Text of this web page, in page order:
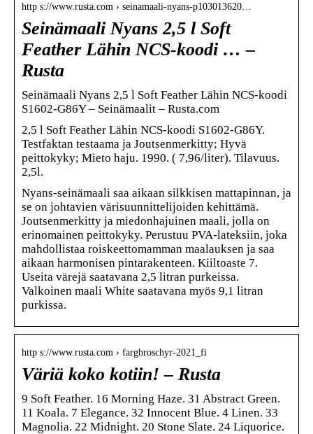
http s://www.rusta.com › seinamaali-nyans-p103013620…
Seinämaali Nyans 2,5 l Soft
Feather Lähin NCS-koodi … –
Rusta
Seinämaali Nyans 2,5 l Soft Feather Lähin NCS-koodi
S1602-G86Y – Seinämaalit – Rusta.com
2,5 l Soft Feather Lähin NCS-koodi S1602-G86Y.
Testfaktan testaama ja Joutsenmerkitty; Hyvä
peittokyky; Mieto haju. 1990. ( 7,96/liter). Tilavuus.
2,5l.
Nyans-seinämaali saa aikaan silkkisen mattapinnan, ja
se on johtavien värisuunnittelijoiden kehittämä.
Joutsenmerkitty ja miedonhajuinen maali, jolla on
erinomainen peittokyky. Perustuu PVA-lateksiin, joka
mahdollistaa roiskeettomamman maalauksen ja saa
aikaan harmonisen pintarakenteen. Kiiltoaste 7.
Useita värejä saatavana 2,5 litran purkeissa.
Valkoinen maali White saatavana myös 9,1 litran
purkissa.
http s://www.rusta.com › fargbroschyr-2021_fi
Väriä koko kotiin! – Rusta
9 Soft Feather. 16 Morning Haze. 31 Abstract Green.
11 Koala. 7 Elegance. 32 Innocent Blue. 4 Linen. 33
Magnolia. 22 Midnight. 20 Stone Slate. 24 Liquorice.